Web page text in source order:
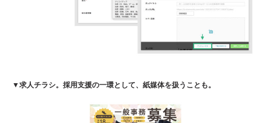
▼求人チラシ。採用支援の一環として、紙媒体を扱うことも。